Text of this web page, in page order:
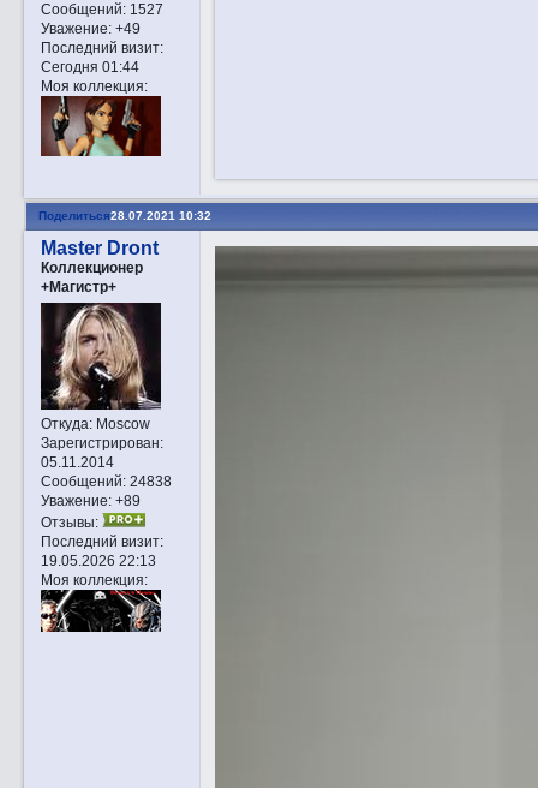
Сообщений:1527
Уважение: +49
Последний визит:
Сегодня 01:44
Моя коллекция:
Поделиться28.07.2021 10:32
Master Dront
Коллекционер
+Магистр+
Откуда:Moscow
Зарегистрирован:
05.11.2014
Сообщений:24838
Уважение: +89
Отзывы:
Последний визит:
19.05.2026 22:13
Моя коллекция: